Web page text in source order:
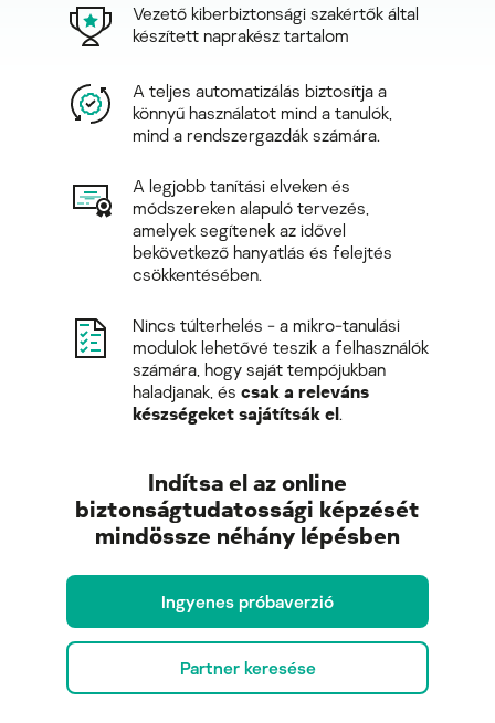
Vezető kiberbiztonsági szakértők által
készített naprakész tartalom
A teljes automatizálás biztosítja a
könnyű használatot mind a tanulók,
mind a rendszergazdák számára.
A legjobb tanítási elveken és
módszereken alapuló tervezés,
amelyek segítenek az idővel
bekövetkező hanyatlás és felejtés
csökkentésében.
Nincs túlterhelés - a mikro-tanulási
modulok lehetővé teszik a felhasználók
számára, hogy saját tempójukban
haladjanak, és csak a releváns
készségeket sajátítsák el.
Indítsa el az online
biztonságtudatossági képzését
mindössze néhány lépésben
Ingyenes próbaverzió
Partner keresése